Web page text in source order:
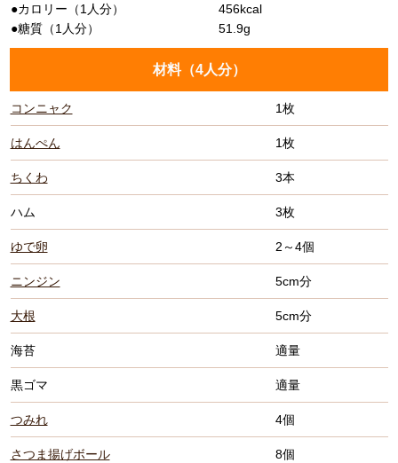
●カロリー（1人分）
456kcal
●糖質（1人分）
51.9g
材料（4人分）
コンニャク 1枚
はんぺん 1枚
ちくわ 3本
ハム 3枚
ゆで卵 2～4個
ニンジン 5cm分
大根 5cm分
海苔 適量
黒ゴマ 適量
つみれ 4個
さつま揚げボール 8個